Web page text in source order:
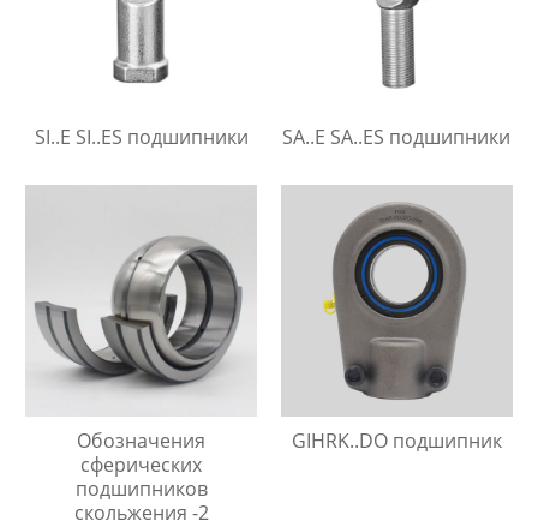
SI..E SI..ES подшипники SA..E SA..ES подшипники
Обозначения
сферических
подшипников
скольжения -2
GIHRK..DO подшипник